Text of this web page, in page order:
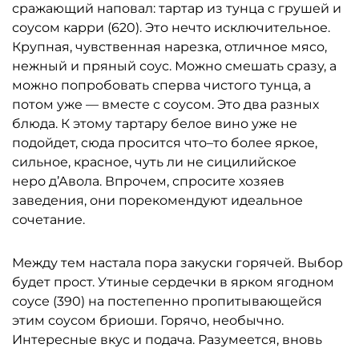
сражающий наповал: тартар из тунца с грушей и
соусом карри (620). Это нечто исключительное.
Крупная, чувственная нарезка, отличное мясо,
нежный и пряный соус. Можно смешать сразу, а
можно попробовать сперва чистого тунца, а
потом уже — вместе с соусом. Это два разных
блюда. К этому тартару белое вино уже не
подойдет, сюда просится что–то более яркое,
сильное, красное, чуть ли не сицилийское
неро д’Авола. Впрочем, спросите хозяев
заведения, они порекомендуют идеальное
сочетание.
Между тем настала пора закуски горячей. Выбор
будет прост. Утиные сердечки в ярком ягодном
соусе (390) на постепенно пропитывающейся
этим соусом бриоши. Горячо, необычно.
Интересные вкус и подача. Разумеется, вновь